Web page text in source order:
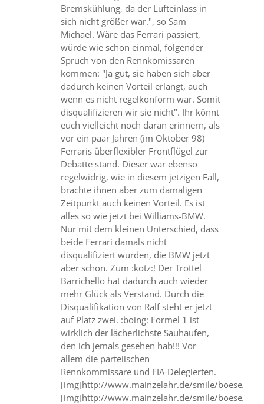
Bremskühlung, da der Lufteinlass in
sich nicht größer war.", so Sam
Michael. Wäre das Ferrari passiert,
würde wie schon einmal, folgender
Spruch von den Rennkomissaren
kommen: "Ja gut, sie haben sich aber
dadurch keinen Vorteil erlangt, auch
wenn es nicht regelkonform war. Somit
disqualifizieren wir sie nicht". Ihr könnt
euch vielleicht noch daran erinnern, als
vor ein paar Jahren (im Oktober 98)
Ferraris überflexibler Frontflügel zur
Debatte stand. Dieser war ebenso
regelwidrig, wie in diesem jetzigen Fall,
brachte ihnen aber zum damaligen
Zeitpunkt auch keinen Vorteil. Es ist
alles so wie jetzt bei Williams-BMW.
Nur mit dem kleinen Unterschied, dass
beide Ferrari damals nicht
disqualifiziert wurden, die BMW jetzt
aber schon. Zum :kotz:! Der Trottel
Barrichello hat dadurch auch wieder
mehr Glück als Verstand. Durch die
Disqualifikation von Ralf steht er jetzt
auf Platz zwei. :boing: Formel 1 ist
wirklich der lächerlichste Sauhaufen,
den ich jemals gesehen hab!!! Vor
allem die parteiischen
Rennkommissare und FIA-Delegierten.
[img]http://www.mainzelahr.de/smile/boese/
[img]http://www.mainzelahr.de/smile/boese/